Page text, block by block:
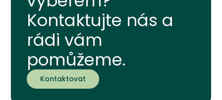
Kontaktujte nás a
rádi vám
pomůžeme.
Kontaktovat